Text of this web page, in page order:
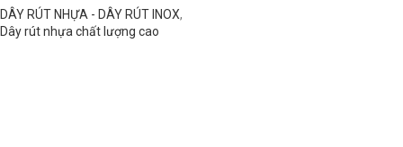
DÂY RÚT NHỰA - DÂY RÚT INOX,
Dây rút nhựa chất lượng cao